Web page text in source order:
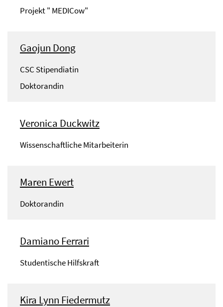
Projekt " MEDICow"
Gaojun Dong
CSC Stipendiatin
Doktorandin
Veronica Duckwitz
Wissenschaftliche Mitarbeiterin
Maren Ewert
Doktorandin
Damiano Ferrari
Studentische Hilfskraft
Kira Lynn Fiedermutz